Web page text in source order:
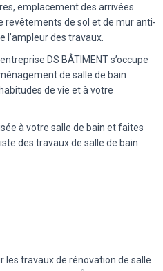
emplacement des arrivées
revêtements de sol et de mur anti-
l’ampleur des travaux.
DS BÂTIMENT s’occupe
de salle de bain
de vie et à votre
à votre salle de bain et faites
des travaux de salle de bain
les travaux de rénovation de salle